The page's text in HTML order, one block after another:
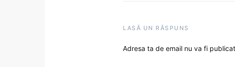
LASĂ UN RĂSPUNS
Adresa ta de email nu va fi